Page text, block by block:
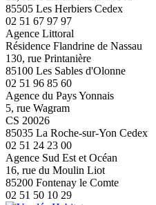
85505 Les Herbiers Cedex
02 51 67 97 97
Agence Littoral
Résidence Flandrine de Nassau
130, rue Printanière
85100 Les Sables d'Olonne
02 51 96 85 60
Agence du Pays Yonnais
5, rue Wagram
CS 20026
85035 La Roche-sur-Yon Cedex
02 51 24 23 00
Agence Sud Est et Océan
16, rue du Moulin Liot
85200 Fontenay le Comte
02 51 50 10 29